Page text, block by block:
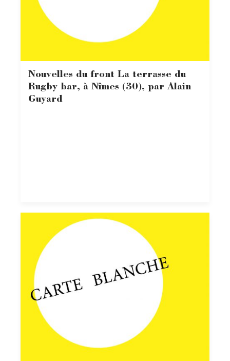
Nouvelles du front La terrasse du
Rugby bar, à Nîmes (30), par Alain
Guyard